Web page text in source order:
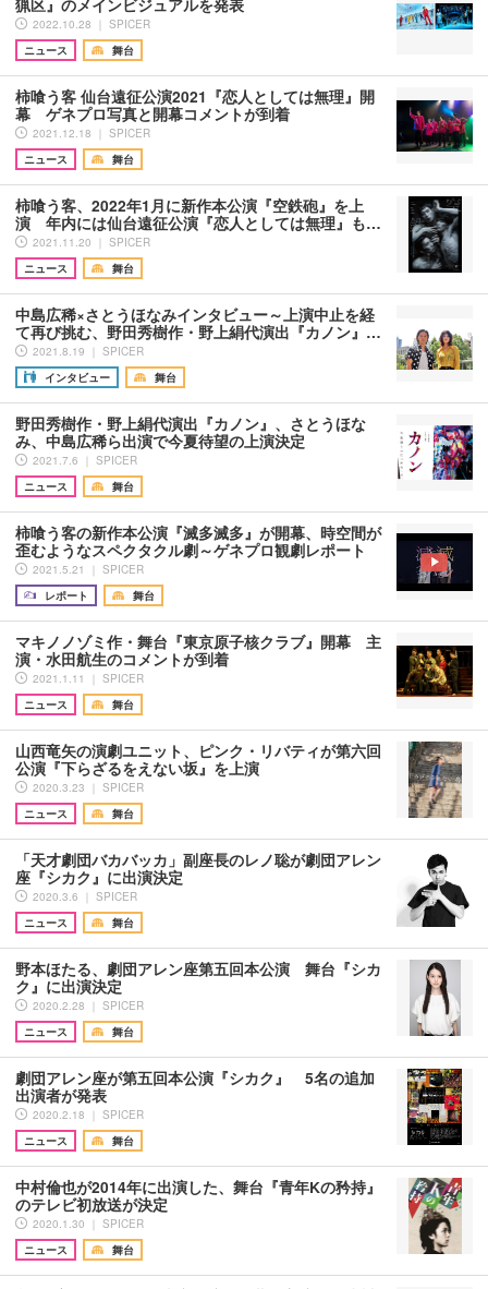
猟区』のメインビジュアルを発表
2022.10.28 ｜ SPICER
ニュース
舞台
柿喰う客 仙台遠征公演2021『恋人としては無理』開
幕 ゲネプロ写真と開幕コメントが到着
2021.12.18 ｜ SPICER
ニュース
舞台
柿喰う客、2022年1月に新作本公演『空鉄砲』を上
演 年内には仙台遠征公演『恋人としては無理』も…
2021.11.20 ｜ SPICER
ニュース
舞台
中島広稀×さとうほなみインタビュー～上演中止を経
て再び挑む、野田秀樹作・野上絹代演出『カノン』…
2021.8.19 ｜ SPICER
インタビュー
舞台
野田秀樹作・野上絹代演出『カノン』、さとうほな
み、中島広稀ら出演で今夏待望の上演決定
2021.7.6 ｜ SPICER
ニュース
舞台
柿喰う客の新作本公演『滅多滅多』が開幕、時空間が
歪むようなスペクタクル劇～ゲネプロ観劇レポート
2021.5.21 ｜ SPICER
レポート
舞台
マキノノゾミ作・舞台『東京原子核クラブ』開幕 主
演・水田航生のコメントが到着
2021.1.11 ｜ SPICER
ニュース
舞台
山西竜矢の演劇ユニット、ピンク・リバティが第六回
公演『下らざるをえない坂』を上演
2020.3.23 ｜ SPICER
ニュース
舞台
「天才劇団バカバッカ」副座長のレノ聡が劇団アレン
座『シカク』に出演決定
2020.3.6 ｜ SPICER
ニュース
舞台
野本ほたる、劇団アレン座第五回本公演 舞台『シカ
ク』に出演決定
2020.2.28 ｜ SPICER
ニュース
舞台
劇団アレン座が第五回本公演『シカク』 5名の追加
出演者が発表
2020.2.18 ｜ SPICER
ニュース
舞台
中村倫也が2014年に出演した、舞台『青年Kの矜持』
のテレビ初放送が決定
2020.1.30 ｜ SPICER
ニュース
舞台